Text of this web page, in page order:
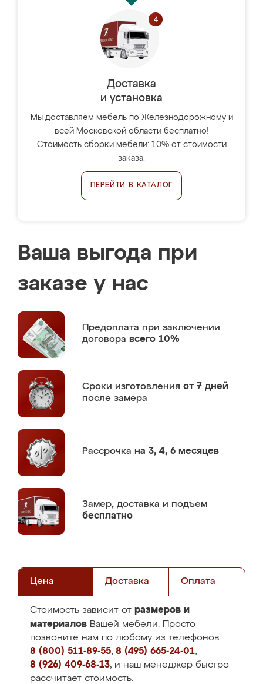
Доставка
и установка
Мы доставляем мебель по Железнодорожному и
всей Московской области бесплатно!
Стоимость сборки мебели: 10% от стоимости
заказа.
ПЕРЕЙТИ В КАТАЛОГ
Ваша выгода при
заказе у нас
Предоплата при заключении
договора всего 10%
Сроки изготовления от 7 дней
после замера
Рассрочка на 3, 4, 6 месяцев
Замер, доставка и подъем
бесплатно
Цена Доставка Оплата
Стоимость зависит от размеров и
материалов Вашей мебели. Просто
позвоните нам по любому из телефонов:
8 (800) 511-89-55, 8 (495) 665-24-01,
8 (926) 409-68-13, и наш менеджер быстро
рассчитает стоимость.